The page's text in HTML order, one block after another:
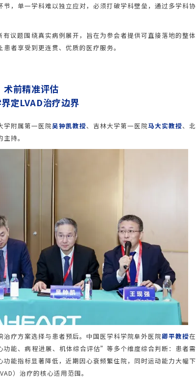
，单一学科难以独立应对，必须打破学科壁垒，通过多学科协
议题围绕真实病例展开，旨在为参会者提供可直接落地的整体
者享受到更连贯、优质的医疗服务。
术前精准评估
定LVAD治疗边界
学附属第一医院吴钟凯教授、吉林大学第一医院马大实教授、北
持。
疗方案选择与患者预后。中国医学科学院阜外医院卿平教授在
能、病程进展、机体综合评估”等多个维度综合判断：患者需
能指标显著降低，近期因心衰频繁住院，同时运动能力大幅下
）治疗的核心适用范围。